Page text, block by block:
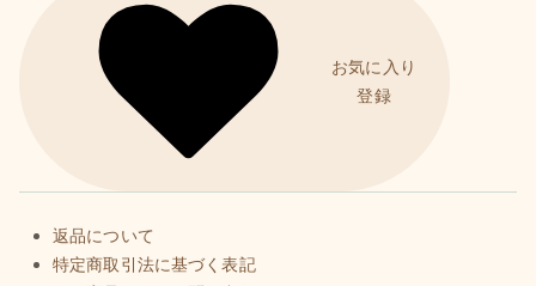
お気に入り
登録
返品について
特定商取引法に基づく表記